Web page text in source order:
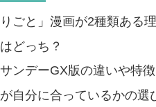
りごと」漫画が2種類ある
どっち？
ンデーGX版の違いや特徴
自分に合っているかの選